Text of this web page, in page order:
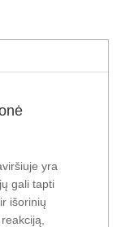
yra
gali tapti
išorinių